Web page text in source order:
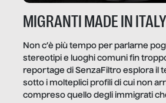
MIGRANTI MADE IN ITALY
Non c’è più tempo per parlarne
stereotipi e luoghi comuni fin
reportage di SenzaFiltro esplora il
sotto i molteplici profili di cui non
compreso quello degli immigrati